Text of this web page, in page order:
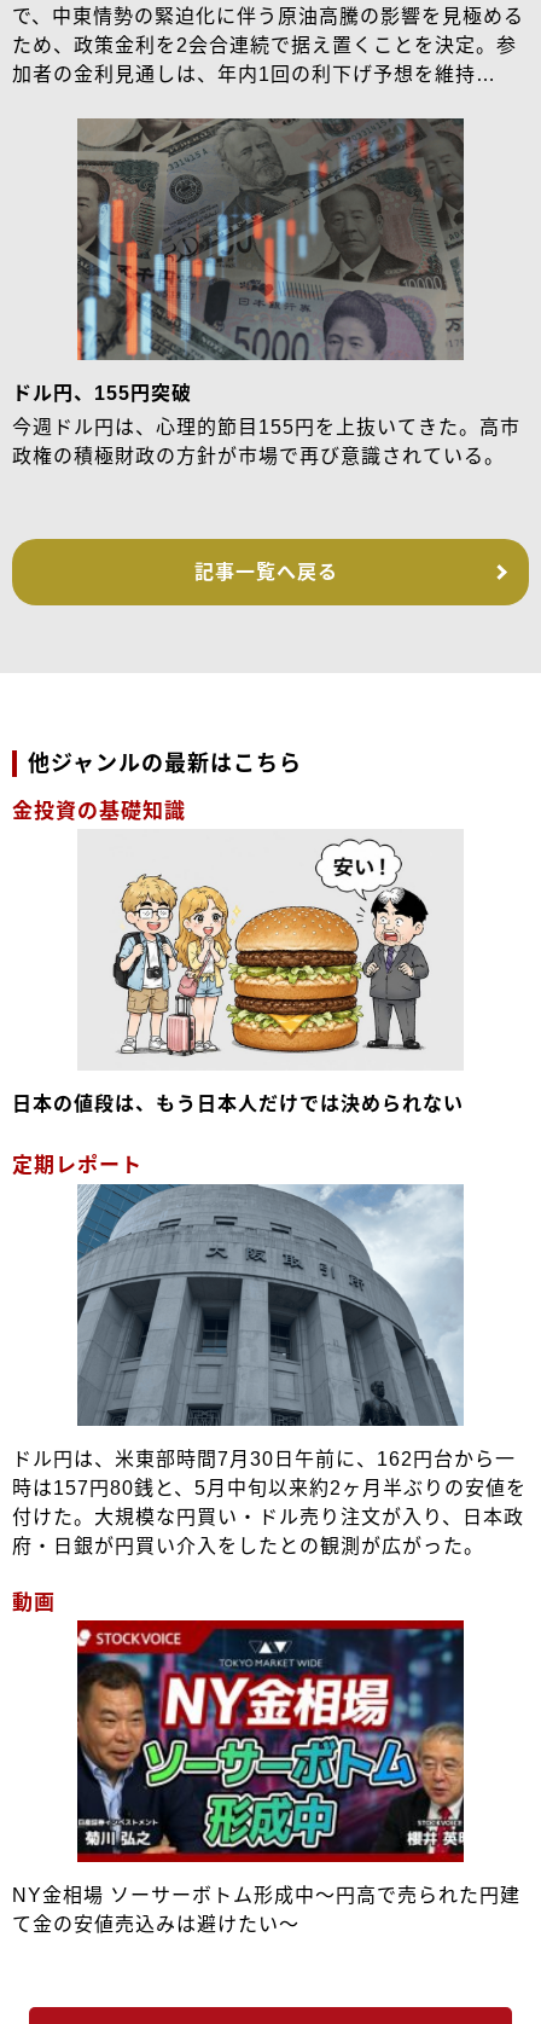
で、中東情勢の緊迫化に伴う原油高騰の影響を見極める
ため、政策金利を2会合連続で据え置くことを決定。参
加者の金利見通しは、年内1回の利下げ予想を維持…
ドル円、155円突破
今週ドル円は、心理的節目155円を上抜いてきた。高市
政権の積極財政の方針が市場で再び意識されている。
記事一覧へ戻る
他ジャンルの最新はこちら
金投資の基礎知識
日本の値段は、もう日本人だけでは決められない
定期レポート
ドル円は、米東部時間7月30日午前に、162円台から一
時は157円80銭と、5月中旬以来約2ヶ月半ぶりの安値を
付けた。大規模な円買い・ドル売り注文が入り、日本政
府・日銀が円買い介入をしたとの観測が広がった。
動画
NY金相場 ソーサーボトム形成中～円高で売られた円建
て金の安値売込みは避けたい～